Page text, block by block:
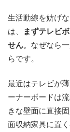
生活動線を妨げ
は、
まずテレビ
せん。なぜなら
らです。
最近はテレビが
ーナーボードは
きな壁面に直接
面収納家具に置